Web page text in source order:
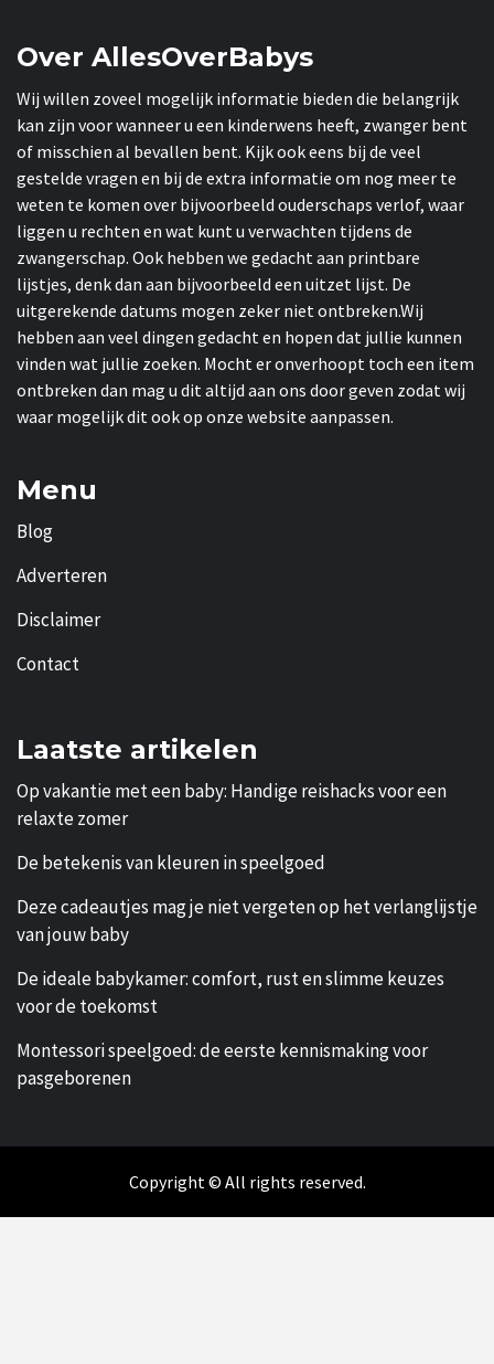
Over AllesOverBabys
Wij willen zoveel mogelijk informatie bieden die belangrijk
kan zijn voor wanneer u een kinderwens heeft, zwanger bent
of misschien al bevallen bent. Kijk ook eens bij de veel
gestelde vragen en bij de extra informatie om nog meer te
weten te komen over bijvoorbeeld ouderschaps verlof, waar
liggen u rechten en wat kunt u verwachten tijdens de
zwangerschap. Ook hebben we gedacht aan printbare
lijstjes, denk dan aan bijvoorbeeld een uitzet lijst. De
uitgerekende datums mogen zeker niet ontbreken.Wij
hebben aan veel dingen gedacht en hopen dat jullie kunnen
vinden wat jullie zoeken. Mocht er onverhoopt toch een item
ontbreken dan mag u dit altijd aan ons door geven zodat wij
waar mogelijk dit ook op onze website aanpassen.
Menu
Blog
Adverteren
Disclaimer
Contact
Laatste artikelen
Op vakantie met een baby: Handige reishacks voor een
relaxte zomer
De betekenis van kleuren in speelgoed
Deze cadeautjes mag je niet vergeten op het verlanglijstje
van jouw baby
De ideale babykamer: comfort, rust en slimme keuzes
voor de toekomst
Montessori speelgoed: de eerste kennismaking voor
pasgeborenen
Copyright © All rights reserved.